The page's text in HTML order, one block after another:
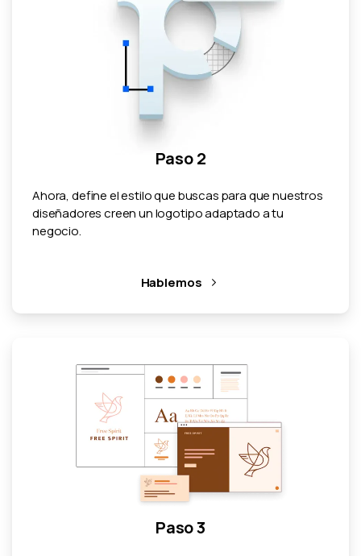
Paso 2
Ahora, define el estilo que buscas para que nuestros
diseñadores creen un logotipo adaptado a tu
negocio.
Hablemos
Paso 3